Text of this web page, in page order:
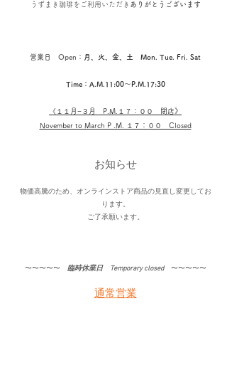
うずまき珈琲を ご利用いただき ありがとうございます
営業日 Open： 月、火、金、土 Mon. Tue. Fri. Sat
Time：A.M.11:00〜P.M.17:30
《１１ 月−３月​ P.M.１７：００ 閉店 》
November to March P .M. １７：００ Closed
お知らせ
物価高騰のため、オンラインストア商品の見直し変更してお
ります。
​ご了承願います。
〜〜〜〜〜​ 臨時休業日 Temporary closed〜〜〜〜〜
通常営業